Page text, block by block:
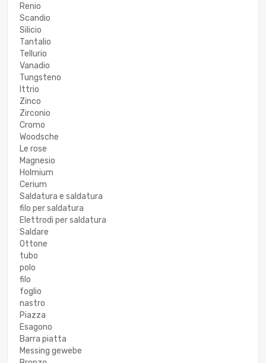
Renio
Scandio
Silicio
Tantalio
Tellurio
Vanadio
Tungsteno
Ittrio
Zinco
Zirconio
Cromo
Woodsche
Le rose
Magnesio
Holmium
Cerium
Saldatura e saldatura
filo per saldatura
Elettrodi per saldatura
Saldare
Ottone
tubo
polo
filo
foglio
nastro
Piazza
Esagono
Barra piatta
Messing gewebe